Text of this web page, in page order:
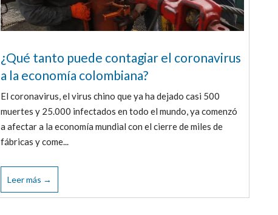
¿Qué tanto puede contagiar el coronavirus
a la economía colombiana?
El coronavirus, el virus chino que ya ha dejado casi 500
muertes y 25.000 infectados en todo el mundo, ya comenzó
a afectar a la economía mundial con el cierre de miles de
fábricas y come...
Leer más →